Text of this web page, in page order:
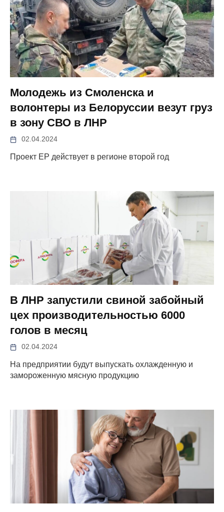
Молодежь из Смоленска и
волонтеры из Белоруссии везут груз
в зону СВО в ЛНР
02.04.2024
Проект ЕР действует в регионе второй год
В ЛНР запустили свиной забойный
цех производительностью 6000
голов в месяц
02.04.2024
На предприятии будут выпускать охлажденную и
замороженную мясную продукцию